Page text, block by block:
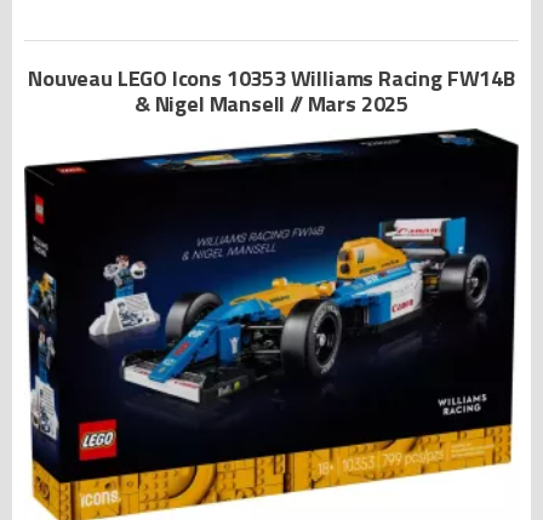
Nouveau LEGO Icons 10353 Williams Racing FW14B
& Nigel Mansell // Mars 2025